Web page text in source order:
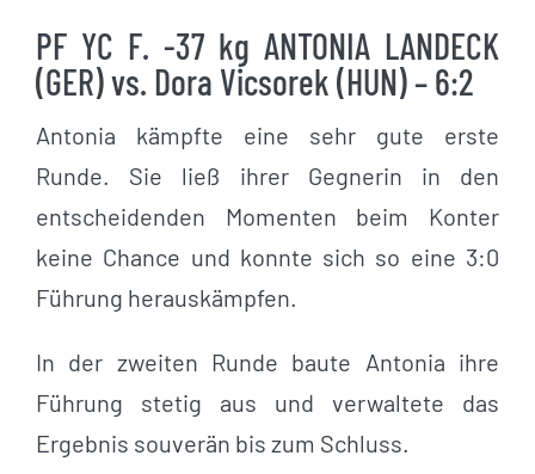
PF YC F. -37 kg ANTONIA LANDECK
(GER) vs. Dora Vicsorek (HUN) – 6:2
Antonia kämpfte eine sehr gute erste
Runde. Sie ließ ihrer Gegnerin in den
entscheidenden Momenten beim Konter
keine Chance und konnte sich so eine 3:0
Führung herauskämpfen.
In der zweiten Runde baute Antonia ihre
Führung stetig aus und verwaltete das
Ergebnis souverän bis zum Schluss.